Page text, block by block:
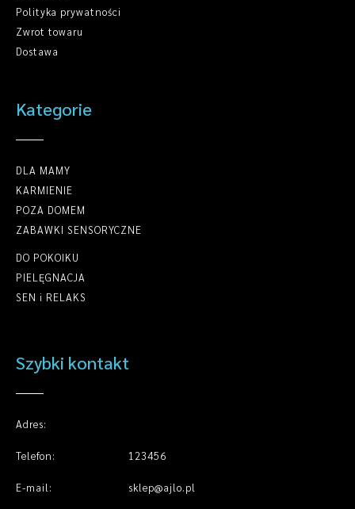
Polityka prywatności
Zwrot towaru
Dostawa
Kategorie
DLA MAMY
KARMIENIE
POZA DOMEM
ZABAWKI SENSORYCZNE
DO POKOIKU
PIELĘGNACJA
SEN i RELAKS
Szybki kontakt
Adres:
Telefon: 123456
E-mail: sklep@ajlo.pl